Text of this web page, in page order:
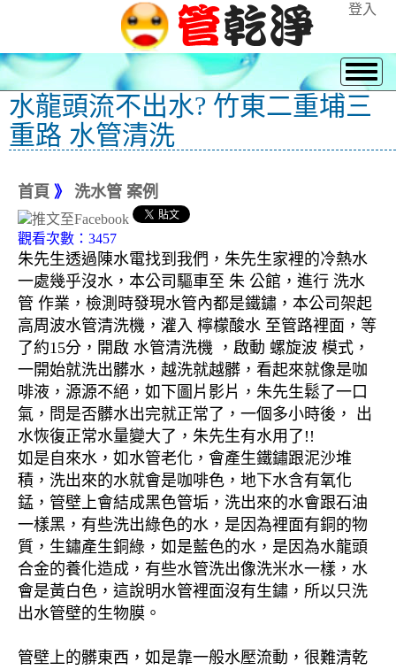
登入
水龍頭流不出水? 竹東二重埔三
重路 水管清洗
首頁 》 洗水管 案例
觀看次數：3457
朱先生透過陳水電找到我們，朱先生家裡的冷熱水
一處幾乎沒水，本公司驅車至 朱 公館，進行 洗水
管 作業，檢測時發現水管內都是鐵鏽，本公司架起
高周波水管清洗機，灌入 檸檬酸水 至管路裡面，等
了約15分，開啟 水管清洗機 ，啟動 螺旋波 模式，
一開始就洗出髒水，越洗就越髒，看起來就像是咖
啡液，源源不絕，如下圖片影片，朱先生鬆了一口
氣，問是否髒水出完就正常了，一個多小時後， 出
水恢復正常水量變大了，朱先生有水用了!!
如是自來水，如水管老化，會產生鐵鏽跟泥沙堆
積，洗出來的水就會是咖啡色，地下水含有氧化
錳，管壁上會結成黑色管垢，洗出來的水會跟石油
一樣黑，有些洗出綠色的水，是因為裡面有銅的物
質，生鏽產生銅綠，如是藍色的水，是因為水龍頭
合金的養化造成，有些水管洗出像洗米水一樣，水
會是黃白色，這說明水管裡面沒有生鏽，所以只洗
出水管壁的生物膜。
管壁上的髒東西，如是靠一般水壓流動，很難清乾